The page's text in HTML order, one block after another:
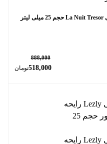
888,000
518,000تومان